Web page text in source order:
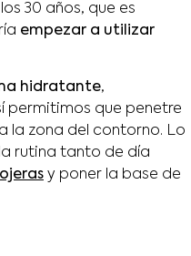
30 años, que es
empezar a utilizar
hidratante,
permitimos que penetre
la zona del contorno. Lo
rutina tanto de día
y poner la base de